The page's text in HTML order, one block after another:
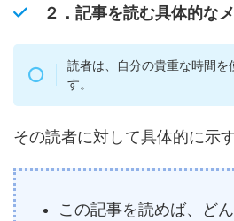
２． 記事を読む具体的な
読者は、自分の貴重な時間を
す。
その読者に対して具体的に示
この記事を読めば、ど